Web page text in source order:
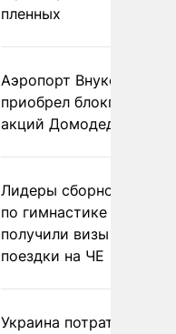
пленных
Аэропорт Внуково
приобрел блокпакет
акций Домодедово
Лидеры сборной
по гимнастике не
получили визы для
поездки на ЧЕ
Украина потратила 1